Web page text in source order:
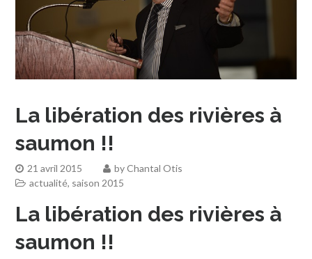
La libération des rivières à
saumon !!
21 avril 2015 byChantal Otis
actualité, saison 2015
La libération des rivières à
saumon !!